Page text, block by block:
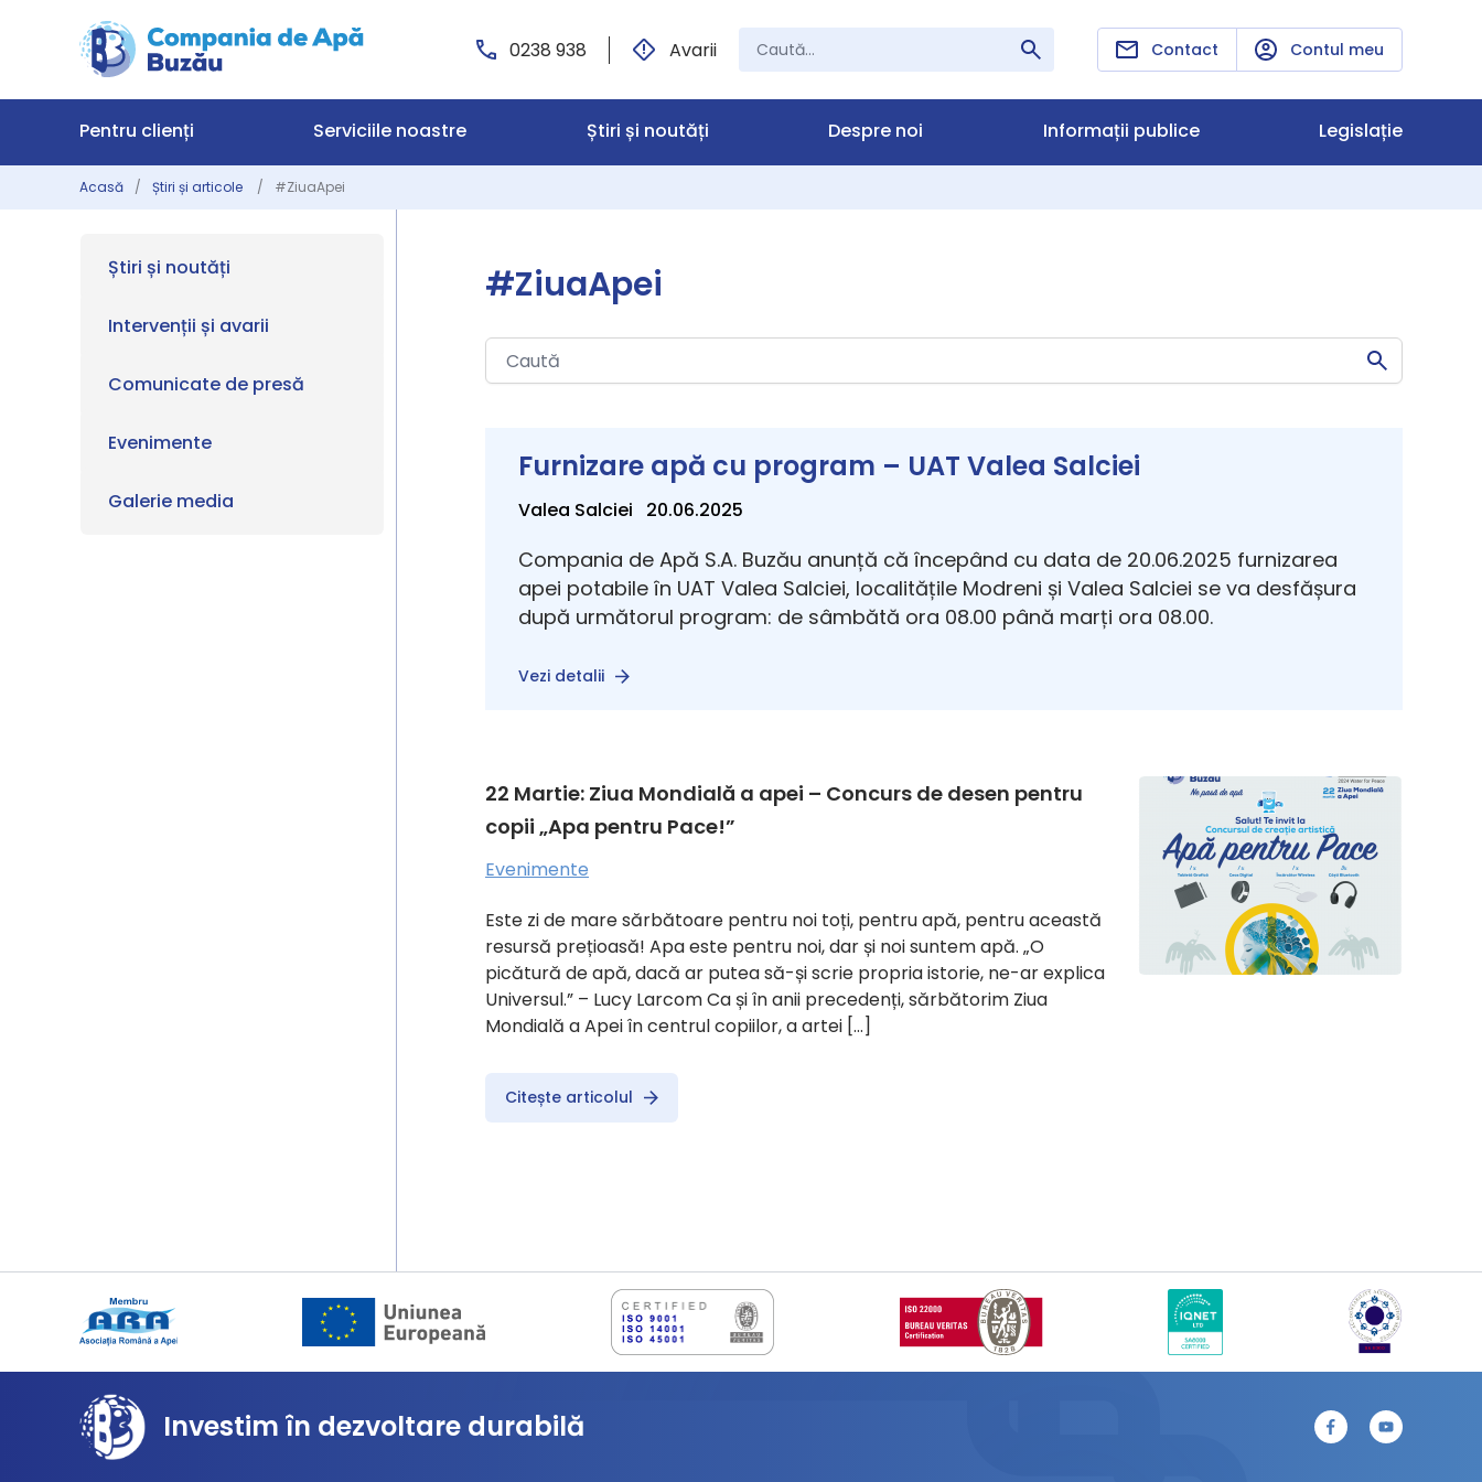
0238 938 Avarii Contact Contul meu
Pentru clienți Serviciile noastre Știri și noutăți Despre noi Informații publice Legislație
Acasă Știri și articole #ZiuaApei
#ZiuaApei
Furnizare apă cu program – UAT Valea Salciei
Valea Salciei 20.06.2025
Compania de Apă S.A. Buzău anunță că începând cu data de 20.06.2025 furnizarea
apei potabile în UAT Valea Salciei, localitățile Modreni și Valea Salciei se va desfășura
după următorul program: de sâmbătă ora 08.00 până marți ora 08.00.
Vezi detalii
22 Martie: Ziua Mondială a apei – Concurs de desen pentru
copii „Apa pentru Pace!”
Evenimente
Este zi de mare sărbătoare pentru noi toți, pentru apă, pentru această
resursă prețioasă! Apa este pentru noi, dar și noi suntem apă. „O
picătură de apă, dacă ar putea să-și scrie propria istorie, ne-ar explica
Universul.” – Lucy Larcom Ca și în anii precedenți, sărbătorim Ziua
Mondială a Apei în centrul copiilor, a artei […]
Citește articolul
Știri și noutăți
Intervenții și avarii
Comunicate de presă
Evenimente
Galerie media
Investim în dezvoltare durabilă